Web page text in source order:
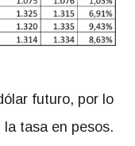
futuro, por lo
tasa en pesos.